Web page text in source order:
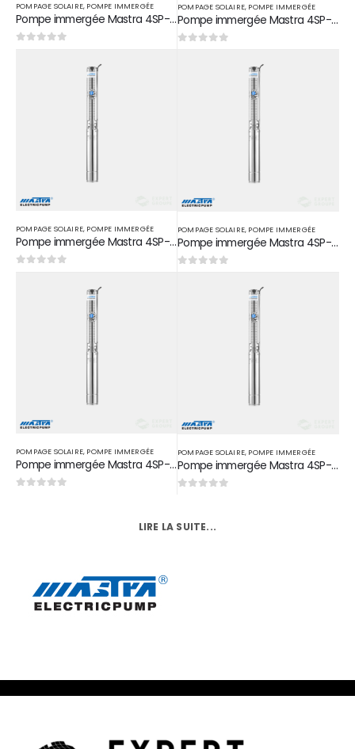
POMPAGE SOLAIRE, POMPE IMMERGÉE
Pompe immergée Mastra 4SP-5/52T en acier inoxydable 7,5 HP 5,5 KW D 1″1/2
POMPAGE SOLAIRE, POMPE IMMERGÉE
Pompe immergée Mastra 4SP-14/10T en acier inoxydable 4 HP 3 KW D 2″
POMPAGE SOLAIRE, POMPE IMMERGÉE
Pompe immergée Mastra 4SP-14/13T en acier inoxydable 5,5 HP 4 KW D 2″
POMPAGE SOLAIRE, POMPE IMMERGÉE
Pompe immergée Mastra 4SP-14/15T en acier inoxydable 7,5 HP 5,5 KW D 2″
POMPAGE SOLAIRE, POMPE IMMERGÉE
Pompe immergée Mastra 4SP-8/10M en acier inoxydable 2 HP 1,5 KW D 2″
POMPAGE SOLAIRE, POMPE IMMERGÉE
Pompe immergée Mastra 4SP-8/10T en acier inoxydable 2 HP 1,5 KW D 2″
LIRE LA SUITE...